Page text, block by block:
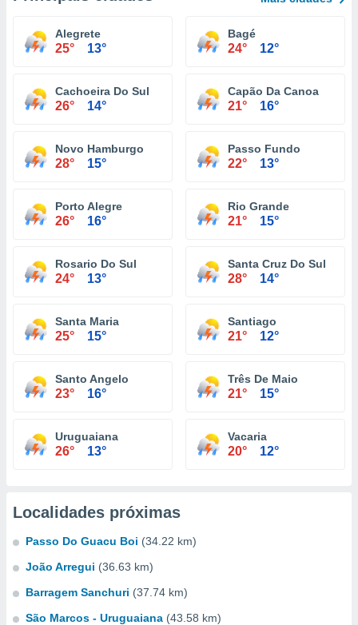
Alegrete
25° 13°
Bagé
24° 12°
Cachoeira Do Sul
26° 14°
Capão Da Canoa
21° 16°
Novo Hamburgo
28° 15°
Passo Fundo
22° 13°
Porto Alegre
26° 16°
Rio Grande
21° 15°
Rosario Do Sul
24° 13°
Santa Cruz Do Sul
28° 14°
Santa Maria
25° 15°
Santiago
21° 12°
Santo Angelo
23° 16°
Três De Maio
21° 15°
Uruguaiana
26° 13°
Vacaria
20° 12°
Localidades próximas
Passo Do Guacu Boi (34.22 km)
João Arregui (36.63 km)
Barragem Sanchuri (37.74 km)
São Marcos - Uruguaiana (43.58 km)